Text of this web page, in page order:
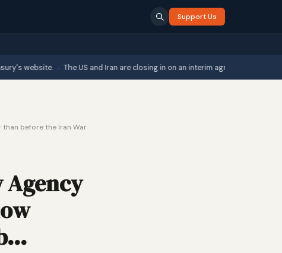
Support Us
· The US and Iran are closing in on an interim agreement brokered by
than before the Iran War